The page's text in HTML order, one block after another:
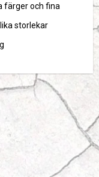
färger och fina
storlekar